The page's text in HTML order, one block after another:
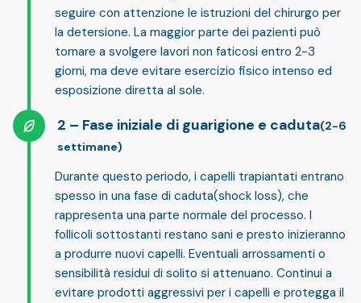
seguire con attenzione le istruzioni del chirurgo per
la detersione. La maggior parte dei pazienti può
tornare a svolgere lavori non faticosi entro 2-3
giorni, ma deve evitare esercizio fisico intenso ed
esposizione diretta al sole.
Fase iniziale di guarigione e caduta(2-6
settimane)
Durante questo periodo, i capelli trapiantati entrano
spesso in una fase di caduta(shock loss), che
rappresenta una parte normale del processo. I
follicoli sottostanti restano sani e presto inizieranno
a produrre nuovi capelli. Eventuali arrossamenti o
sensibilità residui di solito si attenuano. Continui a
evitare prodotti aggressivi per i capelli e protegga il